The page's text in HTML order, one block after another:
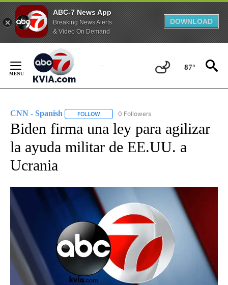
ABC-7 News App
Breaking News Alerts
& Video On Demand
DOWNLOAD
Content
87°
CNN - Spanish FOLLOW FOLLOW "CNN - SPANISH" TO RECEIVE
0 Followers
Biden firma una ley para agilizar
la ayuda militar de EE.UU. a
Ucrania